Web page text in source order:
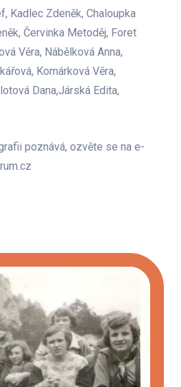
Kadlec Zdeněk, Chaloupka
Červinka Metoděj, Foret
Věra, Nábělková Anna,
Komárková Věra,
Dana,Járská Edita,
poznává, ozvěte se na e-